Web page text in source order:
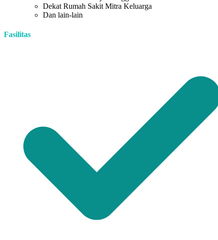
Dekat Rumah Sakit Mitra Keluarga
Dan lain-lain
Fasilitas